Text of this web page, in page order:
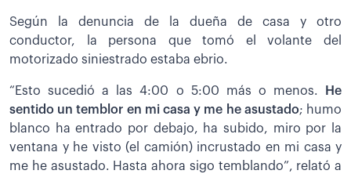
Según la denuncia de la dueña de casa y otro
conductor, la persona que tomó el volante del
motorizado siniestrado estaba ebrio.
“Esto sucedió a las 4:00 o 5:00 más o menos.
He
sentido un temblor en mi casa y me he asustado; humo
blanco ha entrado por debajo, ha subido, miro por la
ventana y he visto (el camión) incrustado en mi casa y
me he asustado. Hasta ahora sigo temblando”, relató a